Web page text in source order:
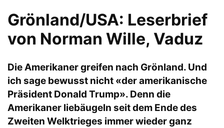
Grönland/USA: Leserbrief
von Norman Wille, Vaduz
Die Amerikaner greifen nach Grönland. Und
ich sage bewusst nicht «der amerikanische
Präsident Donald Trump». Denn die
Amerikaner liebäugeln seit dem Ende des
Zweiten Welktrieges immer wieder ganz